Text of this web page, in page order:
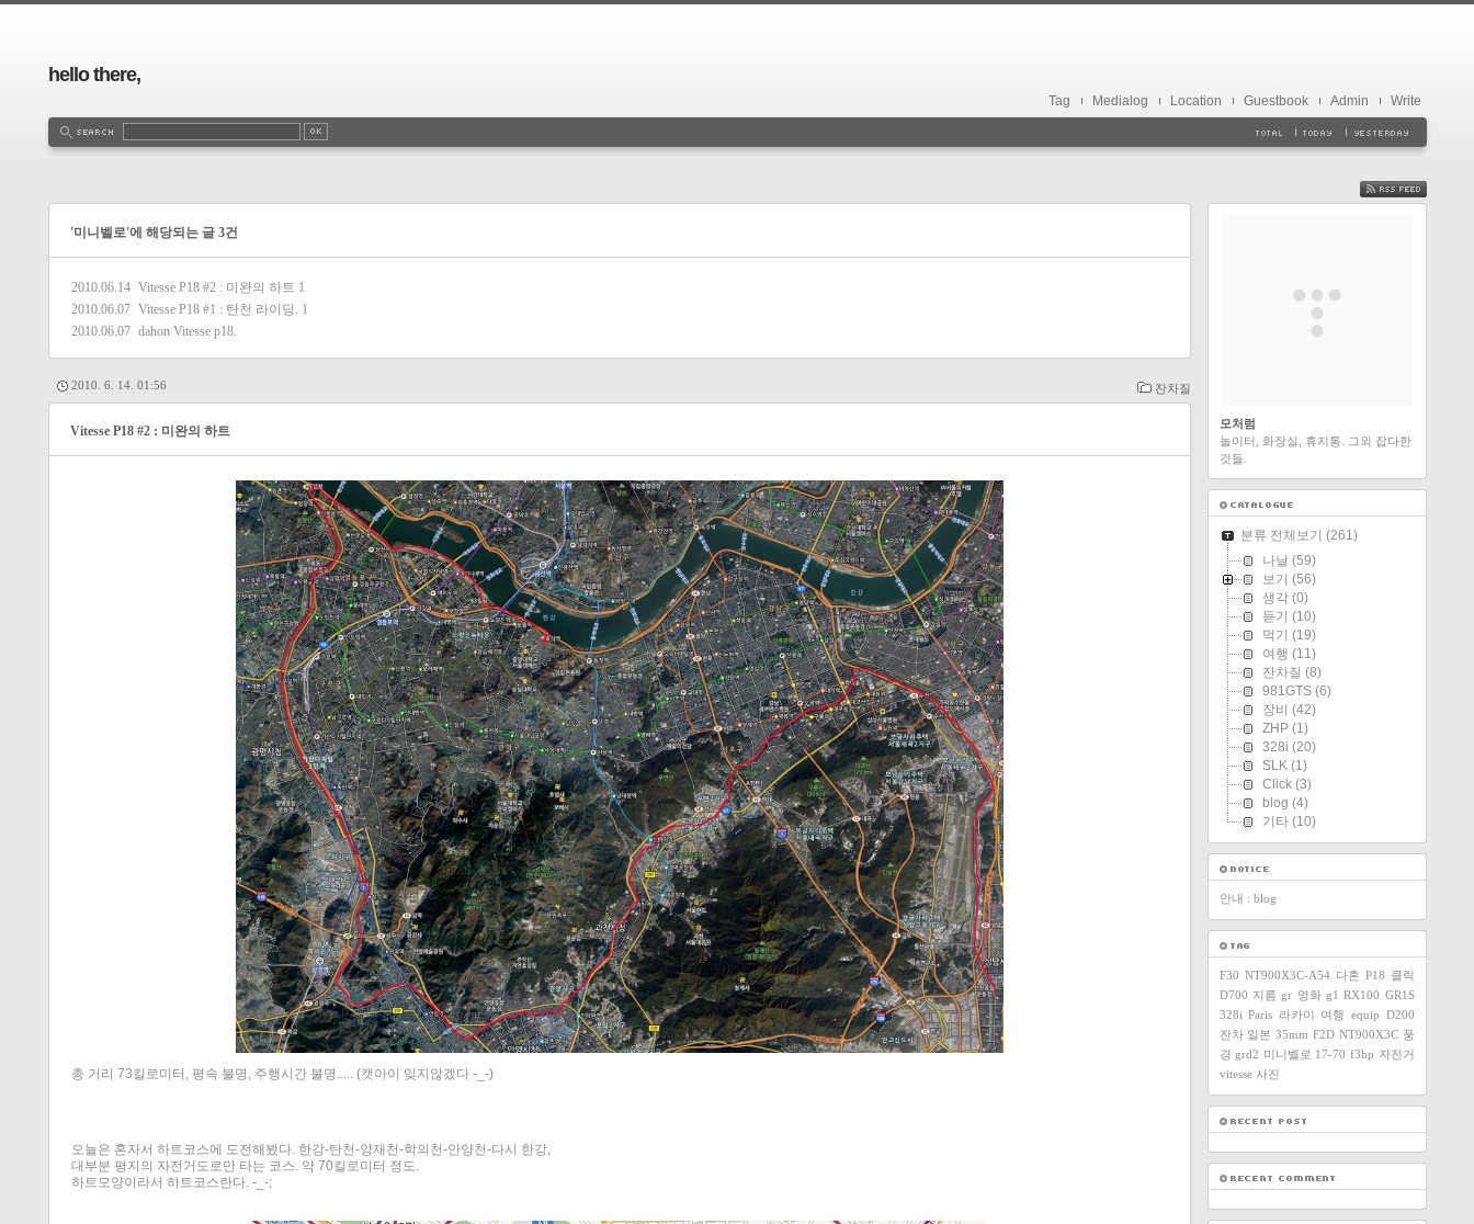
hello there,
Tag Medialog Location Guestbook Admin Write
'미니벨로'에 해당되는 글 3건
2010.06.14 Vitesse P18 #2 : 미완의 하트 1
2010.06.07 Vitesse P18 #1 : 탄천 라이딩. 1
2010.06.07 dahon Vitesse p18.
잔차질
2010. 6. 14. 01:56
Vitesse P18 #2 : 미완의 하트
총 거리 73킬로미터, 평속 불명, 주행시간 불명..... (캣아이 잊지않겠다 -_-)
오늘은 혼자서 하트코스에 도전해봤다. 한강-탄천-양재천-학의천-안양천-다시 한강,
대부분 평지의 자전거도로만 타는 코스. 약 70킬로미터 정도.
하트모양이라서 하트코스란다. -_-;
FEED
모처럼
놀이터, 화장실, 휴지통. 그외 잡다한
것들.
분류 전체보기 (261)
나날(59)
보기 (56)
생각(0)
듣기 (10)
먹기 (19)
여행 (11)
잔차질 (8)
981GTS(6)
장비 (42)
ZHP(1)
328i (20)
SLK(1)
Click(3)
blog (4)
기타(10)
안내 : blog
F30 NT900X3C-A54 다혼 P18 클릭
D700 지름 gr 영화 g1 RX100 GR1S
328i Paris 라카이 여행 equip D200
잔차 일본 35mm F2D NT900X3C 풍
경 grd2 미니벨로 17-70 f3hp 자전거
vitesse 사진